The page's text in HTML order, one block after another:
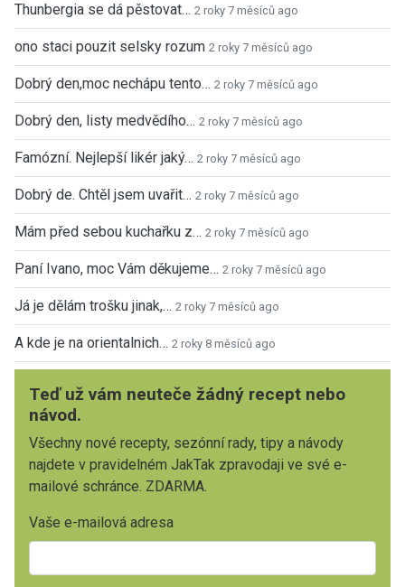
Thunbergia se dá pěstovat… 2 roky 7 měsíců ago
ono staci pouzit selsky rozum 2 roky 7 měsíců ago
Dobrý den,moc nechápu tento… 2 roky 7 měsíců ago
Dobrý den, listy medvědího… 2 roky 7 měsíců ago
Famózní. Nejlepší likér jaký… 2 roky 7 měsíců ago
Dobrý de. Chtěl jsem uvařit… 2 roky 7 měsíců ago
Mám před sebou kuchařku z… 2 roky 7 měsíců ago
Paní Ivano, moc Vám děkujeme… 2 roky 7 měsíců ago
Já je dělám trošku jinak,… 2 roky 7 měsíců ago
A kde je na orientalnich… 2 roky 8 měsíců ago
Teď už vám neuteče žádný recept nebo
návod.
Všechny nové recepty, sezónní rady, tipy a návody
najdete v pravidelném JakTak zpravodaji ve své e-
mailové schránce. ZDARMA.
Vaše e-mailová adresa